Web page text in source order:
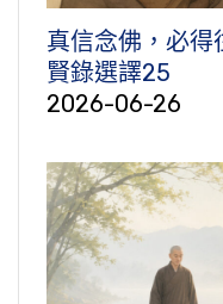
真信念佛，必得
賢錄選譯25
2026-06-26